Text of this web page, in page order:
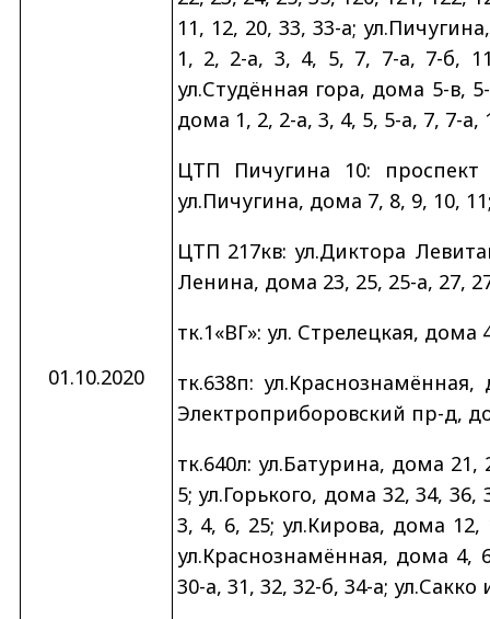
01.10.2020
11, 12, 20, 33, 33-а;
1, 2, 2-а, 3, 4, 5, 7, 7-а, 7-б,
ул.Студённая гора, дома 5-в,
дома 1, 2, 2-а, 3, 4, 5, 5-а, 7, 7-а,
ЦТП Пичугина 10:
ул.Пичугина, дома 7, 8, 9, 10,
ЦТП 217кв: ул.Диктора
Ленина, дома 23, 25, 25-а, 27,
тк.1«ВГ»: ул. Стрелецкая, дома
тк.638п:
Электроприборовский пр-д,
тк.640л: ул.Батурина, дома
5; ул.Горького, дома 32, 34, 36,
3, 4, 6, 25; ул.Кирова, дома 12,
ул.Краснознамённая, дома 4,
30-а, 31, 32, 32-б, 34-а;